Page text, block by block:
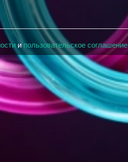
ипользовательское соглашение